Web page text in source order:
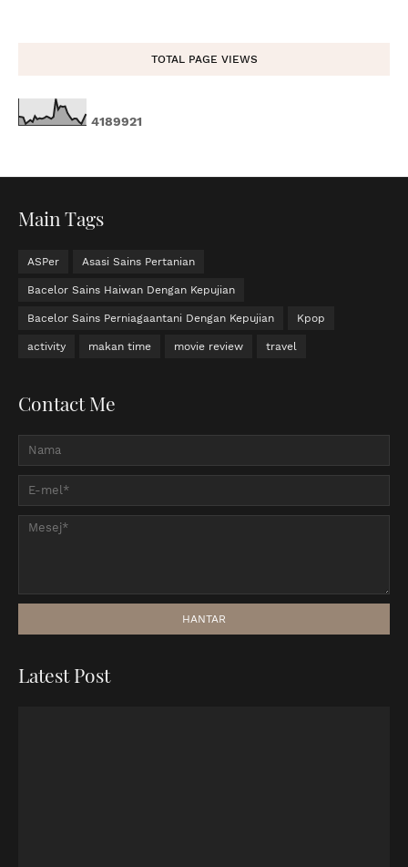
TOTAL PAGE VIEWS
4189921
Main Tags
ASPer Asasi Sains Pertanian
Bacelor Sains Haiwan Dengan Kepujian
Bacelor Sains Perniagaantani Dengan Kepujian Kpop
activity makan time movie review travel
Contact Me
Latest Post